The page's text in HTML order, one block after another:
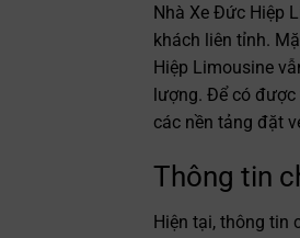
Nhà Xe Đức Hiệp
khách liên tỉnh.
Hiệp Limousine
lượng. Để có được
các nền tảng đặt
Thông tin
Hiện tại, thông tin